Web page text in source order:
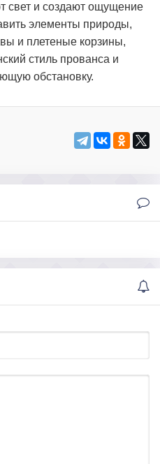
свет и создают ощущение
элементы природы,
и плетеные корзины,
стиль прованса и
обстановку.